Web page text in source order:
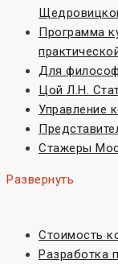
Программа
Для
Цой Л.Н.
Управление
Стажеры
Развернуть
Стоимость
Разработка